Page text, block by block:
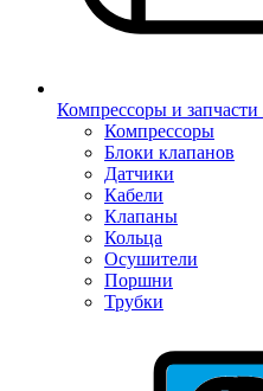
Компрессоры и запчасти
Компрессоры
Блоки клапанов
Датчики
Кабели
Клапаны
Кольца
Осушители
Поршни
Трубки